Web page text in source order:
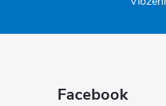
Facebook